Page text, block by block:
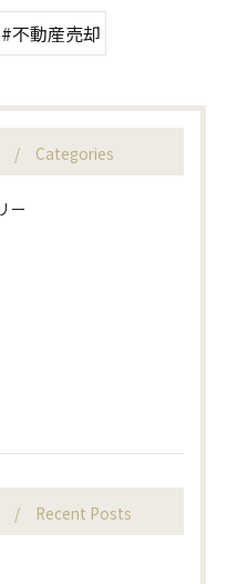
#不動産売却
Categories
ー
Recent Posts